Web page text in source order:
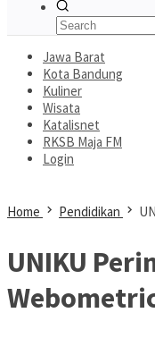
Jawa Barat
Kota Bandung
Kuliner
Wisata
Katalisnet
RKSB Maja FM
Login
Home Pendidikan
UNIKU